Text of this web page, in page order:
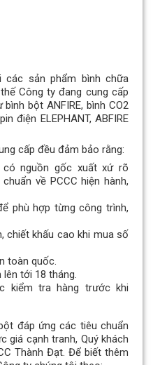
các sản phẩm bình chữa
Công ty đang cung cấp
bột ANFIRE, bình CO2
điện ELEPHANT, ABFIRE
cấp đều đảm bảo rằng:
có nguồn gốc xuất xứ rõ
về PCCC hiện hành,
phù hợp từng công trình,
chiết khấu cao khi mua số
toàn quốc.
lên tới 18 tháng.
kiểm tra hàng trước khi
đáp ứng các tiêu chuẩn
giá cạnh tranh, Quý khách
Thành Đạt. Để biết thêm